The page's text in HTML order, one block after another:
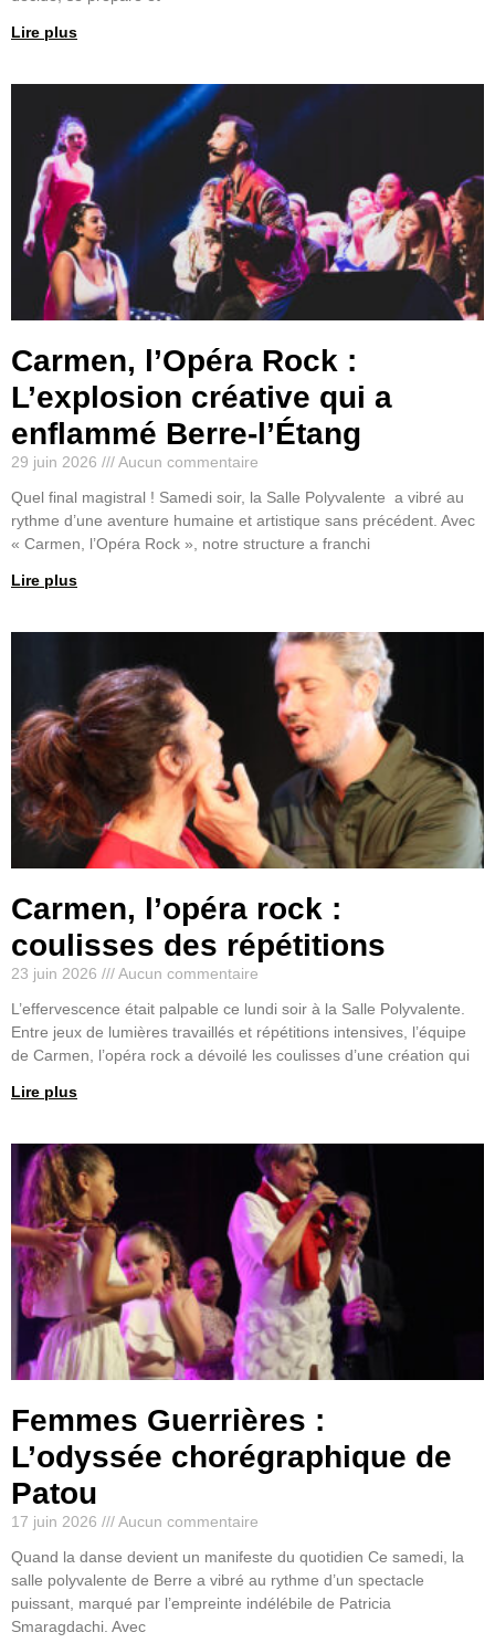
Lire plus
Carmen, l’Opéra Rock :
L’explosion créative qui a
enflammé Berre-l’Étang
29 juin 2026
Aucun commentaire
Quel final magistral ! Samedi soir, la Salle Polyvalente a vibré au
rythme d’une aventure humaine et artistique sans précédent. Avec
« Carmen, l’Opéra Rock », notre structure a franchi
Lire plus
Carmen, l’opéra rock :
coulisses des répétitions
23 juin 2026
Aucun commentaire
L’effervescence était palpable ce lundi soir à la Salle Polyvalente.
Entre jeux de lumières travaillés et répétitions intensives, l’équipe
de Carmen, l’opéra rock a dévoilé les coulisses d’une création qui
Lire plus
Femmes Guerrières :
L’odyssée chorégraphique de
Patou
17 juin 2026
Aucun commentaire
Quand la danse devient un manifeste du quotidien Ce samedi, la
salle polyvalente de Berre a vibré au rythme d’un spectacle
puissant, marqué par l’empreinte indélébile de Patricia
Smaragdachi. Avec